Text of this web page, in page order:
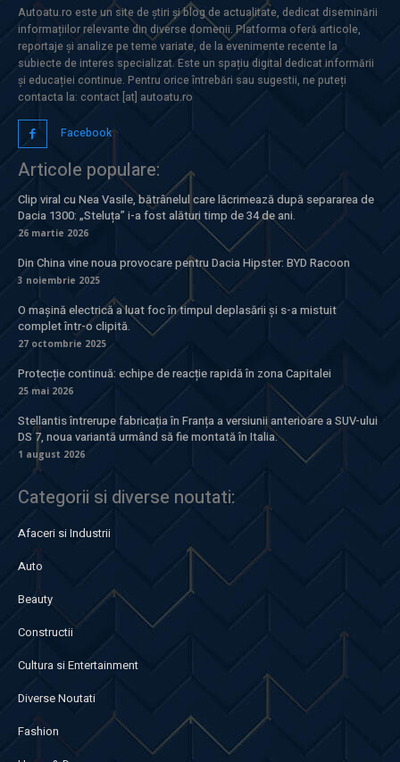
Autoatu.ro este un site de știri și blog de actualitate, dedicat diseminării
informațiilor relevante din diverse domenii. Platforma oferă articole,
reportaje și analize pe teme variate, de la evenimente recente la
subiecte de interes specializat. Este un spațiu digital dedicat informării
și educației continue. Pentru orice întrebări sau sugestii, ne puteți
contacta la: contact [at] autoatu.ro
Facebook
Articole populare:
Clip viral cu Nea Vasile, bătrânelul care lăcrimează după separarea de
Dacia 1300: „Steluța” i-a fost alături timp de 34 de ani.
26 martie 2026
Din China vine noua provocare pentru Dacia Hipster: BYD Racoon
3 noiembrie 2025
O mașină electrică a luat foc în timpul deplasării și s-a mistuit
complet într-o clipită.
27 octombrie 2025
Protecție continuă: echipe de reacție rapidă în zona Capitalei
25 mai 2026
Stellantis întrerupe fabricația în Franța a versiunii anterioare a SUV-ului
DS 7, noua variantă urmând să fie montată în Italia.
1 august 2026
Categorii si diverse noutati:
Afaceri si Industrii
Auto
Beauty
Constructii
Cultura si Entertainment
Diverse Noutati
Fashion